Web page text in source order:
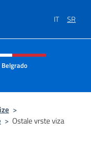
IT SR
of site
>
> Ostale vrste viza